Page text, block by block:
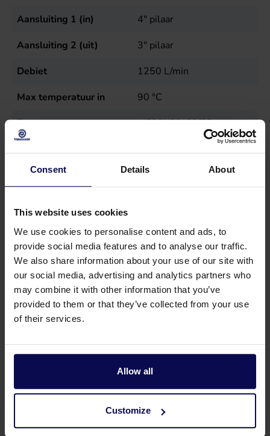
Consent Details About
This website uses cookies
We use cookies to personalise content and ads, to
provide social media features and to analyse our traffic.
We also share information about your use of our site with
our social media, advertising and analytics partners who
may combine it with other information that you’ve
provided to them or that they’ve collected from your use
of their services.
Allow all
Customize
Aansluiting 1 (in)
4" pilaar
Aansluiting 2 (uit)
3" pilaar
Debiet
1250 L/min
Max temperatuur in
90 °C
Type
ME30K80-60/2P
Vermogen
22
Heb je een vraag of hulp nodig?
Onze specialisten helpen je graag verder bij je
zoektocht naar een oplossing die aansluit op